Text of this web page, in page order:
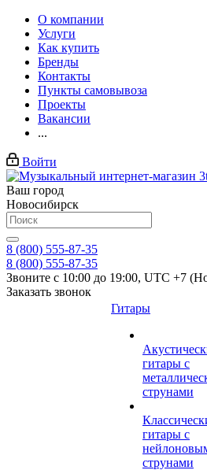
О компании
Услуги
Как купить
Бренды
Контакты
Пункты самовывоза
Проекты
Вакансии
...
Войти
Ваш город
Новосибирск
8 (800) 555-87-35
8 (800) 555-87-35
Звоните с 10:00 до 19:00, UTC +7
Заказать звонок
Гитары
гитары с
струнами
гитары с
струнами